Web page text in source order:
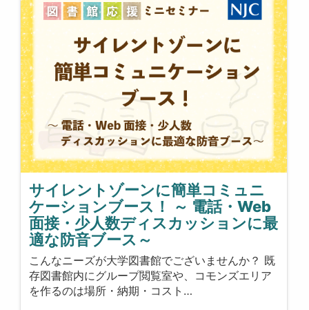
サイレントゾーンに簡単コミュニ
ケーションブース！ ～ 電話・Web
面接・少人数ディスカッションに最
適な防音ブース～
こんなニーズが大学図書館でございませんか？ 既
存図書館内にグループ閲覧室や、コモンズエリア
を作るのは場所・納期・コスト…